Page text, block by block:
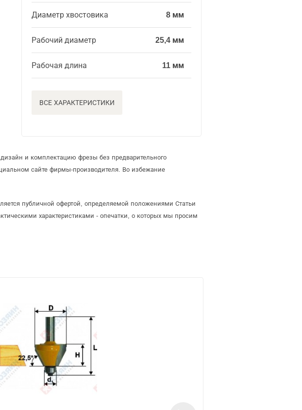
Диаметр хвостовика 8 мм
Рабочий диаметр 25,4 мм
Рабочая длина 11 мм
ВСЕ ХАРАКТЕРИСТИКИ
и комплектацию фрезы без предварительного
сайте фирмы-производителя. Во избежание
публичной офертой, определяемой положениями Статьи
характеристиками - опечатки, о которых мы просим